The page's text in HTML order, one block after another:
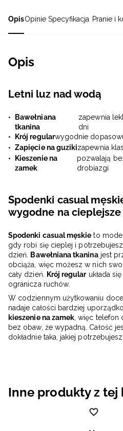
OpisOpinie Specyfikacja Pranie i
Opis
Letni luz nad wodą
Bawełniana
tkanina
zapewnia
dni
Krój regularwygodnie
Zapięcie na guzikizapewnia
Kieszenie na
zamek
pozwalają
drobiazgi
Spodenki casual
wygodne na
Spodenki casual męskie to
gdy robi się cieplej i
dzień. Bawełniana tkaninajest
obciąża, więc możesz w nich
cały dzień. Krój regularukłada
ogranicza ruchów.
W codziennym użytkowaniu
nadaje całości bardziej
kieszenie na zamek, więc telefon
bez obaw, że wypadną. Całość
dokładnie taka, jakiej
Inne produkty z tej